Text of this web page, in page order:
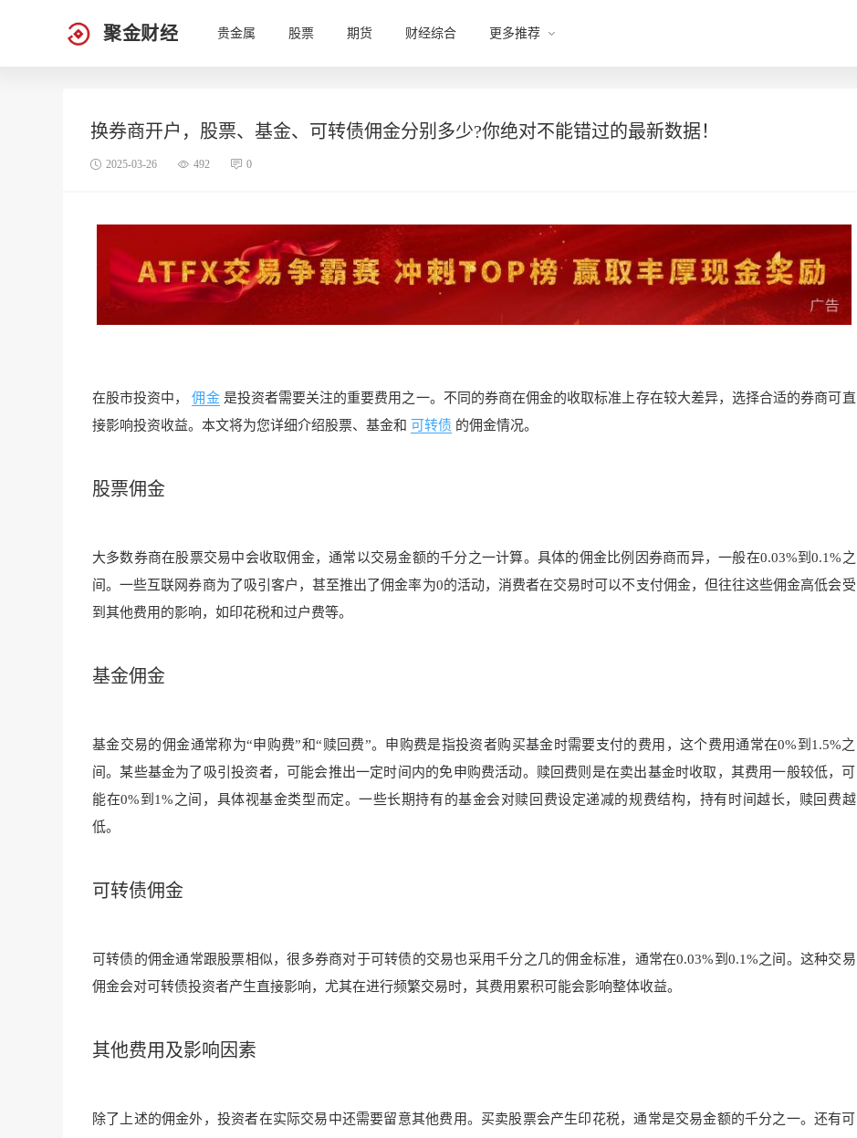
聚金财经 贵金属 股票 期货 财经综合 更多推荐
换券商开户，股票、基金、可转债佣金分别多少?你绝对不能错过的最新数据！
2025-03-26 492 0
在股市投资中， 佣金 是投资者需要关注的重要费用之一。不同的券商在佣金的收取标准上存在较大差异，选择合适的券商可直
接影响投资收益。本文将为您详细介绍股票、基金和 可转债 的佣金情况。
股票佣金
大多数券商在股票交易中会收取佣金，通常以交易金额的千分之一计算。具体的佣金比例因券商而异，一般在0.03%到0.1%之
间。一些互联网券商为了吸引客户，甚至推出了佣金率为0的活动，消费者在交易时可以不支付佣金，但往往这些佣金高低会受
到其他费用的影响，如印花税和过户费等。
基金佣金
基金交易的佣金通常称为“申购费”和“赎回费”。申购费是指投资者购买基金时需要支付的费用，这个费用通常在0%到1.5%之
间。某些基金为了吸引投资者，可能会推出一定时间内的免申购费活动。赎回费则是在卖出基金时收取，其费用一般较低，可
能在0%到1%之间，具体视基金类型而定。一些长期持有的基金会对赎回费设定递减的规费结构，持有时间越长，赎回费越
低。
可转债佣金
可转债的佣金通常跟股票相似，很多券商对于可转债的交易也采用千分之几的佣金标准，通常在0.03%到0.1%之间。这种交易
佣金会对可转债投资者产生直接影响，尤其在进行频繁交易时，其费用累积可能会影响整体收益。
其他费用及影响因素
除了上述的佣金外，投资者在实际交易中还需要留意其他费用。买卖股票会产生印花税，通常是交易金额的千分之一。还有可